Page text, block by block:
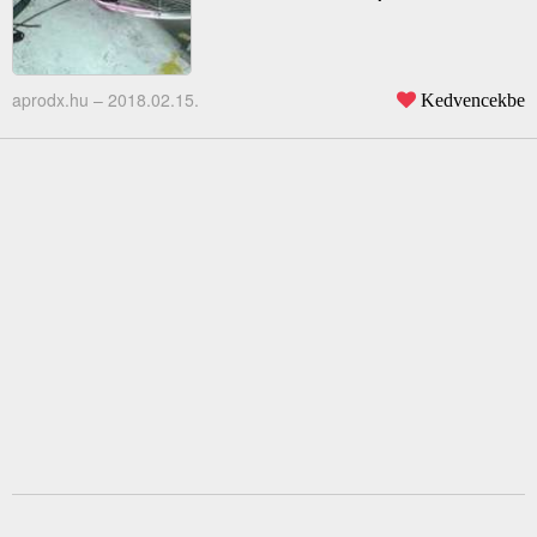
aprodx.hu – 2018.02.15. Kedvencekbe